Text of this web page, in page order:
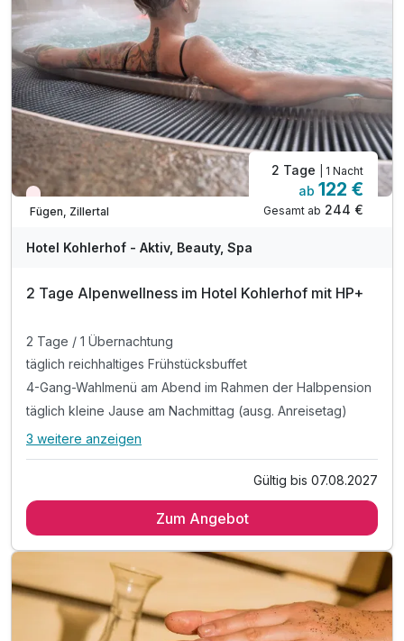
Wieder frei ab September
Fügen, Zillertal
2 Tage | 1 Nacht
ab 122 €
Gesamt ab 244 €
Hotel Kohlerhof - Aktiv, Beauty, Spa
2 Tage Alpenwellness im Hotel Kohlerhof mit HP+
2 Tage / 1 Übernachtung
täglich reichhaltiges Frühstücksbuffet
4-Gang-Wahlmenü am Abend im Rahmen der Halbpension
täglich kleine Jause am Nachmittag (ausg. Anreisetag)
Alle Inklusivleistungen
täglich reichhaltiges Frühstücksbuffet
täglich kleine Jause am Nachmittag (ausg. Anreisetag)
tägliche Nutzung des großzügigen 3000qm
Wellnessbereichs inkl. Pools, Sauna, Dampfbad &
Whirlpool
3 weitere anzeigen
Gültig bis 07.08.2027
Zum Angebot